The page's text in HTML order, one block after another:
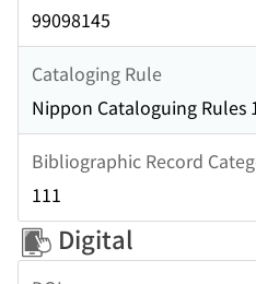
99098145
Cataloging Rule
Nippon Cataloguing Rules
Bibliographic Record
111
Digital